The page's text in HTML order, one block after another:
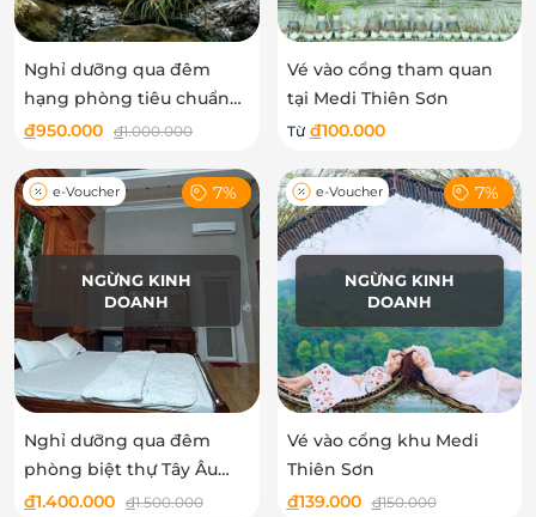
Nghỉ dưỡng qua đêm
hạng phòng tiêu chuẩn
Ngoạn Sơn tại Medi Thiên
đ950.000 đ1.000.000
Vé vào cổng tham quan
tại Medi Thiên Sơn
Từ đ100.000
NGỪNG KINH
DOANH
e-Voucher 7%
Nghỉ dưỡng qua đêm
phòng biệt thự Tây Âu
Trung Sơn tại Medi Thiên
đ1.400.000 đ1.500.000
NGỪNG KINH
DOANH
e-Voucher 7%
Vé vào cổng khu Medi
Thiên Sơn
đ139.000 đ150.000